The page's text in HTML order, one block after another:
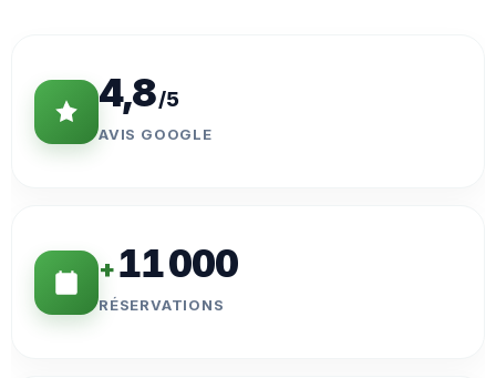
4,8/5
AVIS GOOGLE
+11 000
RÉSERVATIONS